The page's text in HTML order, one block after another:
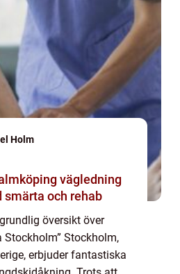
Holm
vägledning
och rehab
översikt över
Stockholm” Stockholm,
erbjuder fantastiska